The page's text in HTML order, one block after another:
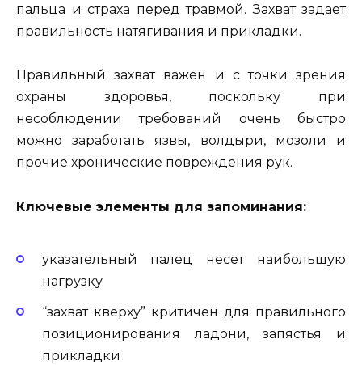
пальца и страха перед травмой. Захват задает
правильность натягивания и прикладки.
Правильный захват важен и с точки зрения
охраны здоровья, поскольку при
несоблюдении требований очень быстро
можно заработать язвы, волдыри, мозоли и
прочие хронические повреждения рук.
Ключевые элементы для запоминания:
указательный палец несет наибольшую
нагрузку
“захват кверху” критичен для правильного
позиционирования ладони, запястья и
прикладки